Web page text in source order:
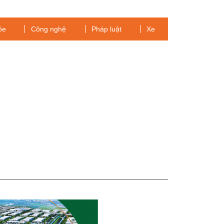
Công nghệ Pháp luật Xe